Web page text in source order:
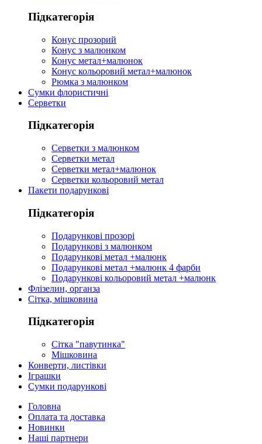
Підкатегорія
Конус прозорий
Конус з малюнком
Конус метал+малюнок
Конус кольоровий метал+малюнок
Рюмка з малюнком
Сумки флористичні
Серветки
Підкатегорія
Серветки з малюнком
Серветки метал
Серветки метал+малюнок
Серветки кольоровий метал
Пакети подарункові
Підкатегорія
Подарункові прозорі
Подарункові з малюнком
Подарункові метал +малюнк
Подарункові метал +малюнк 4 фарби
Подарункові кольоровий метал +малюнк
Флізелин, органза
Сітка, мішковина
Підкатегорія
Сітка "павутинка"
Мішковина
Конверти, листівки
Іграшки
Сумки подарункові
Головна
Оплата та доставка
Новинки
Наші партнери